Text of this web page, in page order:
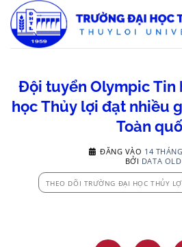
qua
nội
Đội tuyển Olympic Tin
học Thủy lợi đạt nhiều
Toàn
ĐĂNG VÀO 14
BỞI DATA OLD
THEO DÕI TRƯỜNG ĐẠI HỌC THỦY